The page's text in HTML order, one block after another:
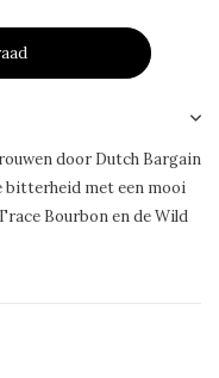
door Dutch Bargain
bitterheid met een mooi
Bourbon en de Wild